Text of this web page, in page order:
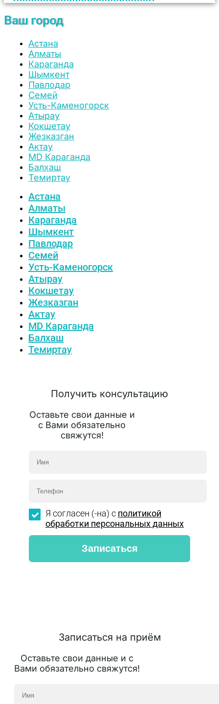
Ваш город
Астана
Алматы
Караганда
Шымкент
Павлодар
Семей
Усть-Каменогорск
Атырау
Кокшетау
Жезказган
Актау
MD Караганда
Балхаш
Темиртау
Астана
Алматы
Караганда
Шымкент
Павлодар
Семей
Усть-Каменогорск
Атырау
Кокшетау
Жезказган
Актау
MD Караганда
Балхаш
Темиртау
Получить консультацию
Оставьте свои данные и
с Вами обязательно
свяжутся!
Я согласен (-на) с политикой
обработки персональных данных
Записаться на приём
Оставьте свои данные и с
Вами обязательно свяжутся!